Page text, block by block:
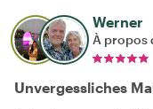
Werner
À propos
Unvergessliches